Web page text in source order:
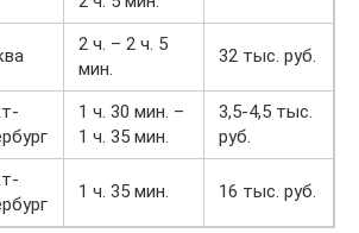
2 ч. – 2 ч. 5
мин.
32 тыс. руб.
1 ч. 30 мин. –
1 ч. 35 мин.
3,5-4,5 тыс.
руб.
1 ч. 35 мин. 16 тыс. руб.